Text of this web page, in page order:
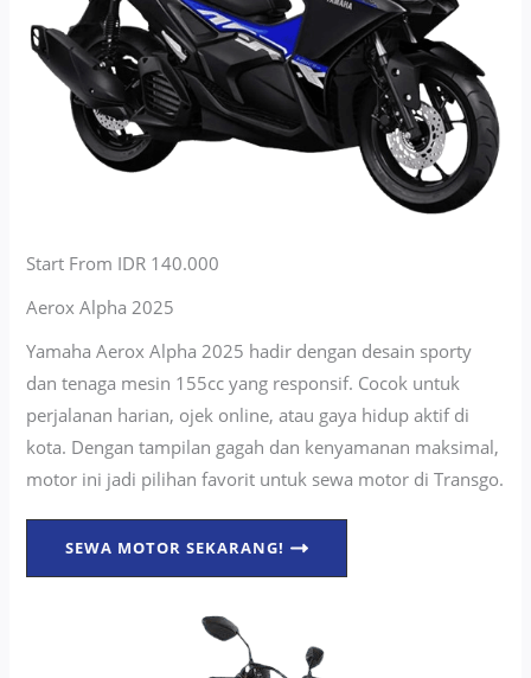
Start From IDR 140.000
Aerox Alpha 2025
Yamaha Aerox Alpha 2025 hadir dengan desain sporty
dan tenaga mesin 155cc yang responsif. Cocok untuk
perjalanan harian, ojek online, atau gaya hidup aktif di
kota. Dengan tampilan gagah dan kenyamanan maksimal,
motor ini jadi pilihan favorit untuk sewa motor di Transgo.
SEWA MOTOR SEKARANG!